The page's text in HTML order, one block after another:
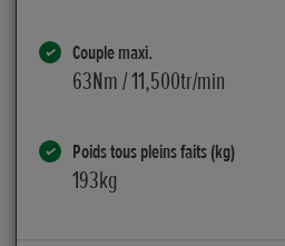
Couple maxi.
63Nm / 11,500tr/min
Poids tous pleins faits (kg)
193kg